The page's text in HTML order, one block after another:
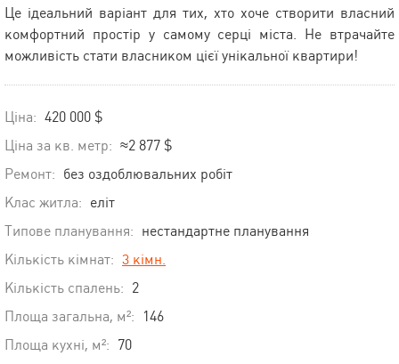
Це ідеальний варіант для тих, хто хоче створити власний
комфортний простір у самому серці міста. Не втрачайте
можливість стати власником цієї унікальної квартири!
Ціна: 420 000 $
Ціна за кв. метр: ≈2 877 $
Ремонт: без оздоблювальних робіт
Клас житла: еліт
Типове планування: нестандартне планування
Кількість кімнат: 3 кімн.
Кількість спалень: 2
Площа загальна, м²:
146
Площа кухні, м²: 70